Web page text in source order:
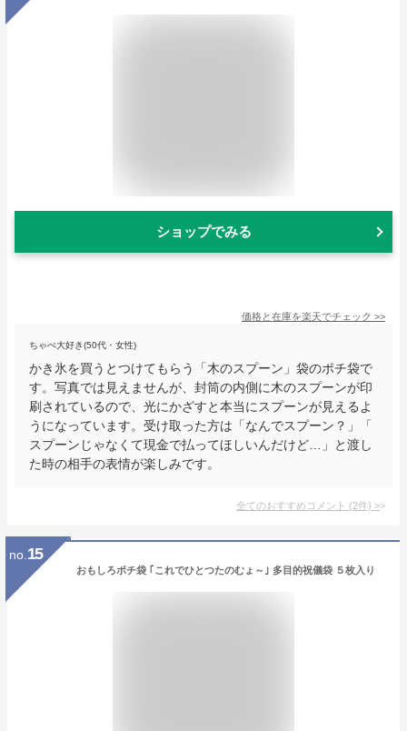
ショップでみる
価格と在庫を楽天でチェック >>
ちゃぺ大好き(50代・女性)
かき氷を買うとつけてもらう「木のスプーン」袋のポチ袋で
す。写真では見えませんが、封筒の内側に木のスプーンが印
刷されているので、光にかざすと本当にスプーンが見えるよ
うになっています。受け取った方は「なんでスプーン？」「
スプーンじゃなくて現金で払ってほしいんだけど…」と渡し
た時の相手の表情が楽しみです。
全てのおすすめコメント (2件) >
no. 15
おもしろポチ袋 ｢これでひとつたのむょ～｣ 多目的祝儀袋 ５枚入り